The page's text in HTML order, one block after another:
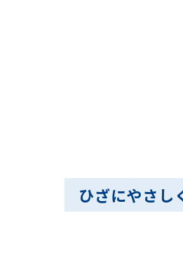
ひざにやさし